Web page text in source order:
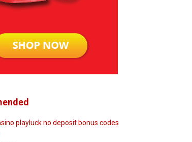
playluck no deposit bonus codes